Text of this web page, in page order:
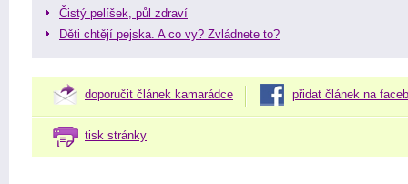
Čistý pelíšek, půl zdraví
Děti chtějí pejska. A co vy? Zvládnete to?
doporučit článek kamarádce přidat článek na
tisk stránky